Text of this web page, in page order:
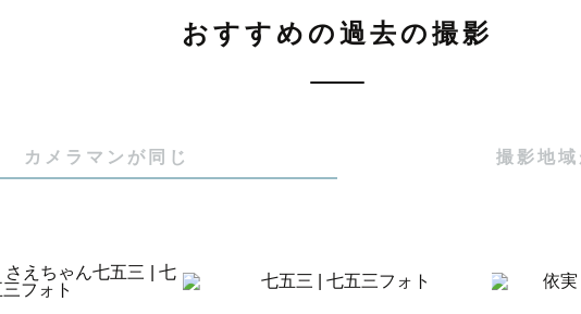
自然な笑顔を引き出します😊
お別れが寂しくて泣いてしまったり、
みたいな経験もしばしば。
おすすめの過去の撮影
カメラマンが同じ 撮影地